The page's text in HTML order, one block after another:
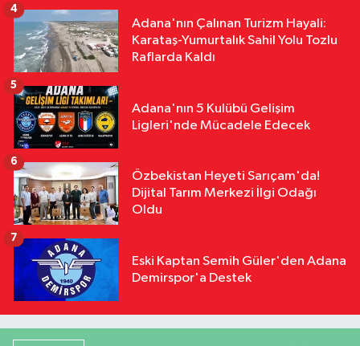
Adana'nın Çalınan Turizm Hayali:
Karataş-Yumurtalık Sahil Yolu Tozlu
Raflarda Kaldı
4
Adana'nın 5 Kulübü Gelişim
Ligleri'nde Mücadele Edecek
5
Özbekistan Heyeti Sarıçam'da!
Dijital Tarım Merkezi İlgi Odağı
Oldu
6
Eski Kaptan Semih Güler'den Adana
Demirspor'a Destek
7